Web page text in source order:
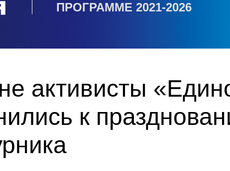
ПРОГРАММЕ 2021-2026
активисты
к